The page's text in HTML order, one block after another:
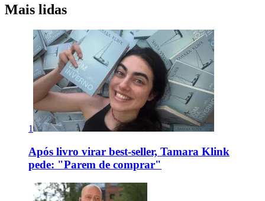
Mais lidas
1
Após livro virar best-seller, Tamara Klink
pede: "Parem de comprar"